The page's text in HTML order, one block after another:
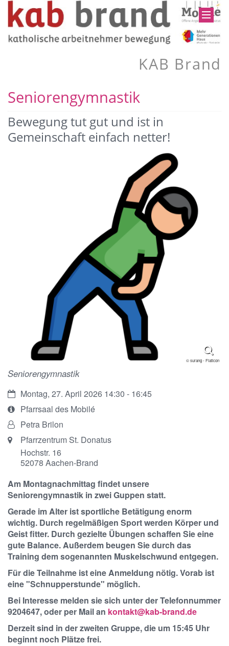
KAB Brand
Seniorengymnastik
Bewegung tut gut und ist in
Gemeinschaft einfach netter!
© surang - Flaticon
Seniorengymnastik
Datum:Montag, 27. April 2026 14:30 - 16:45
Art
bzw.
Nummer:
Pfarrsaal des Mobilé
Von:Petra Brilon
Ort: Pfarrzentrum St. Donatus
Hochstr. 16
52078 Aachen-Brand
Am Montagnachmittag findet unsere
Seniorengymnastik in zwei Guppen statt.
Gerade im Alter ist sportliche Betätigung enorm
wichtig. Durch regelmäßigen Sport werden Körper und
Geist fitter. Durch gezielte Übungen schaffen Sie eine
gute Balance. Außerdem beugen Sie durch das
Training dem sogenannten Muskelschwund entgegen.
Für die Teilnahme ist eine Anmeldung nötig. Vorab ist
eine "Schnupperstunde" möglich.
Bei Interesse melden sie sich unter der Telefonnummer
9204647, oder per Mail an kontakt@kab-brand.de
Derzeit sind in der zweiten Gruppe, die um 15:45 Uhr
beginnt noch Plätze frei.